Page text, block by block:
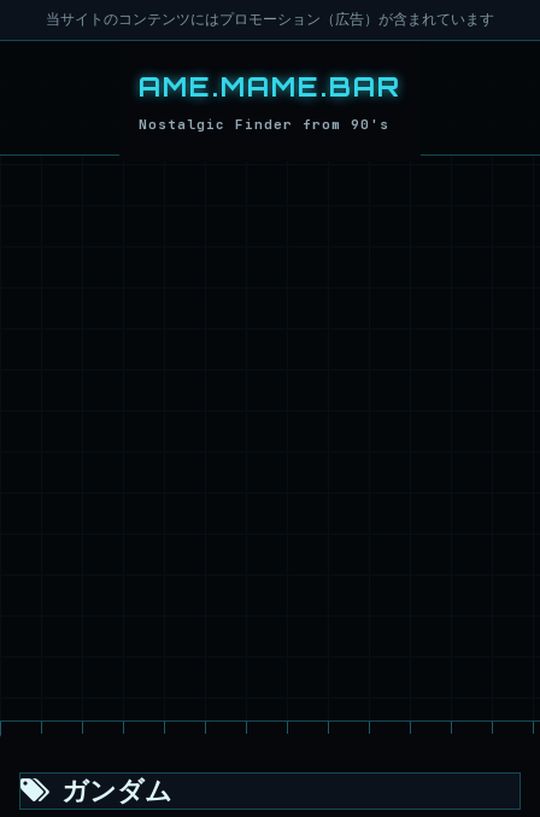
当サイトのコンテンツにはプロモーション（広告）が含まれています
ガンダム